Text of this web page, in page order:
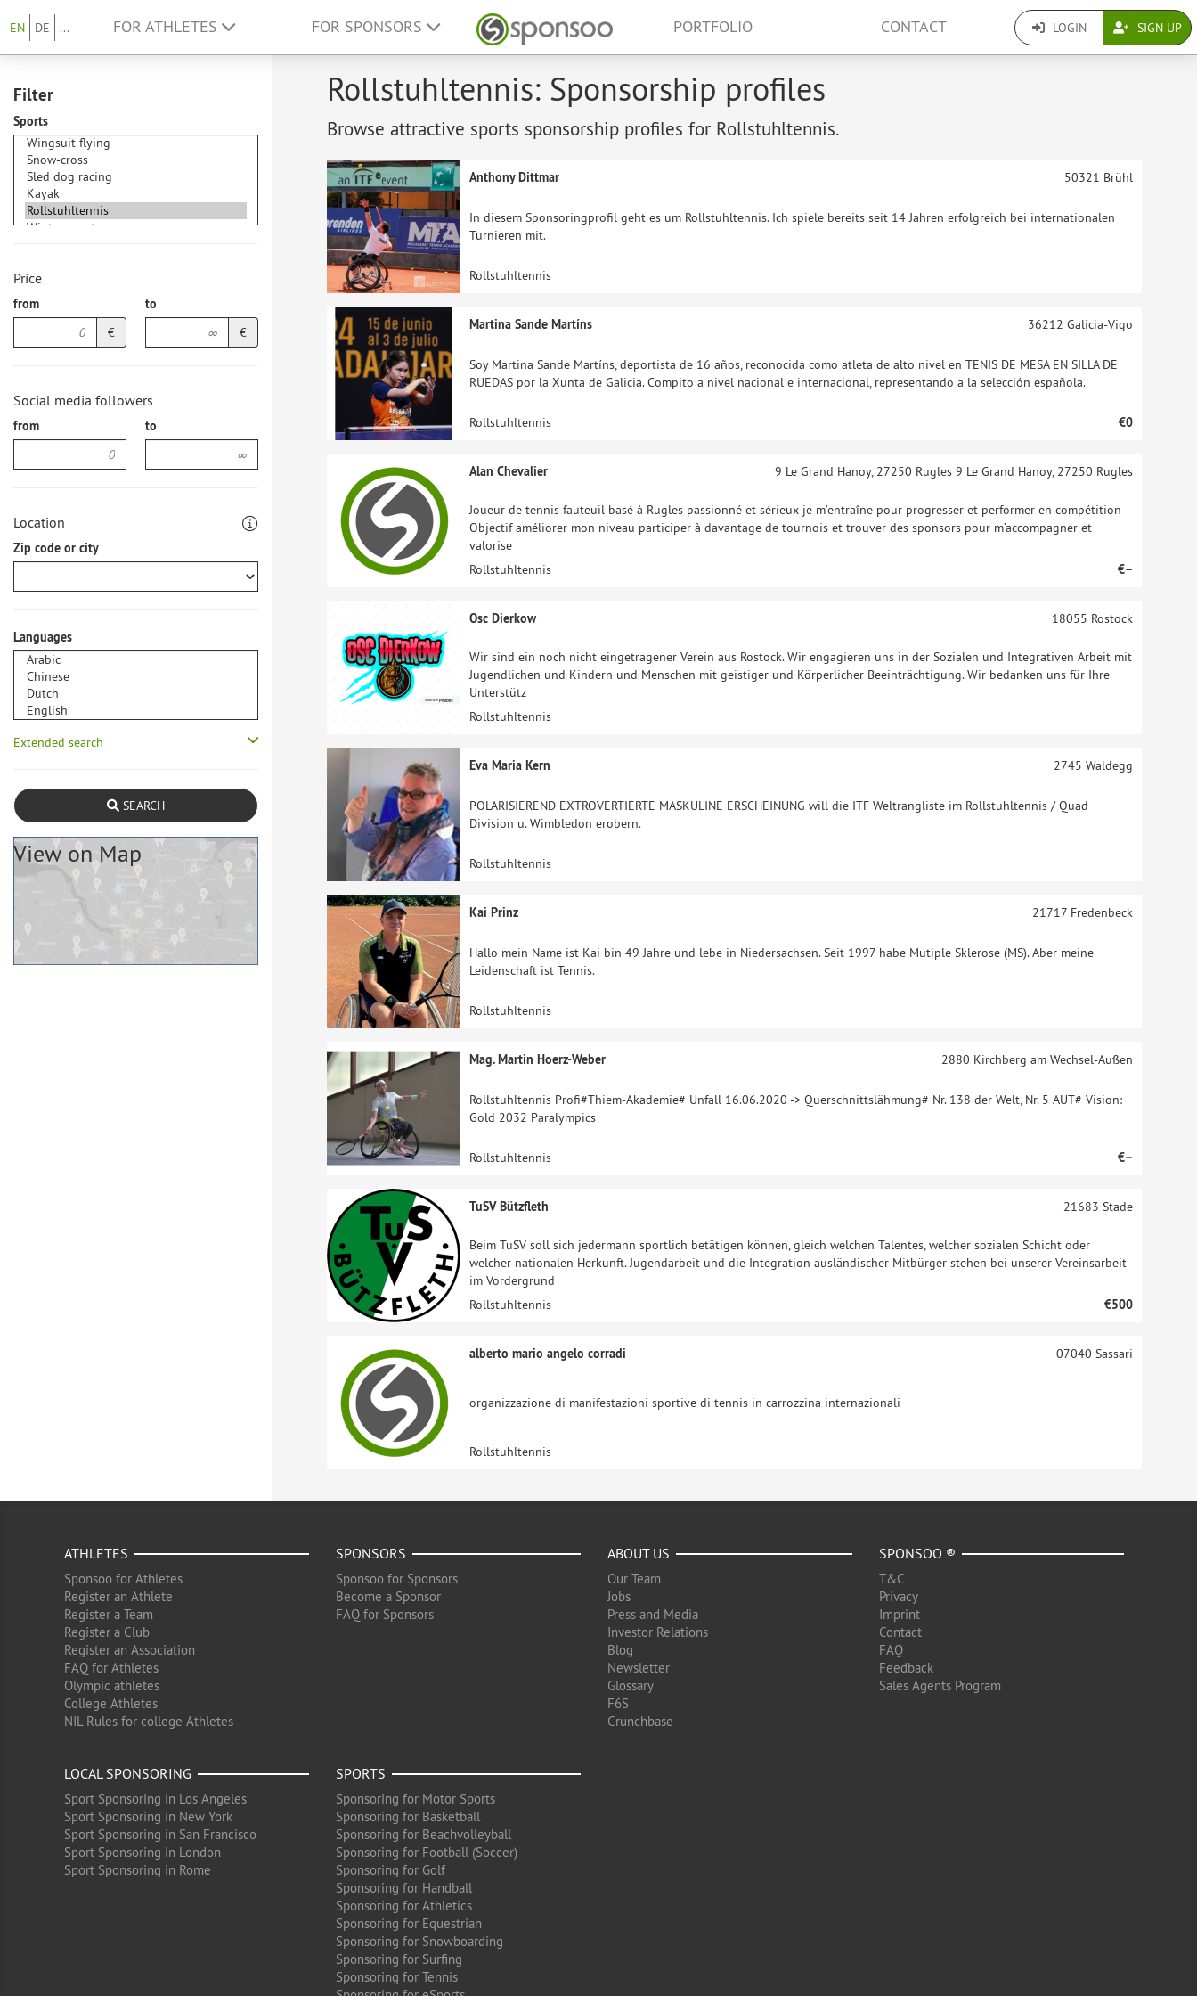
EN DE ... FOR ATHLETES FOR SPONSORS PORTFOLIO CONTACT LOGIN SIGN UP
Filter
Sports
Price
from
€
to
€
Social media followers
from to
Location
Zip code or city
Languages
Extended search
SEARCH
View on Map
Rollstuhltennis: Sponsorship profiles
Browse attractive sports sponsorship profiles for Rollstuhltennis.
Anthony Dittmar
In diesem Sponsoringprofil geht es um Rollstuhltennis. Ich spiele bereits seit 14 Jahren erfolgreich bei internationalen
Turnieren mit.
50321 Brühl
Rollstuhltennis
Martina Sande Martíns
Soy Martina Sande Martíns, deportista de 16 años, reconocida como atleta de alto nivel en TENIS DE MESA EN SILLA DE
RUEDAS por la Xunta de Galicia. Compito a nivel nacional e internacional, representando a la selección española.
36212 Galicia-Vigo
Rollstuhltennis €0
Alan Chevalier
Joueur de tennis fauteuil basé à Rugles passionné et sérieux je m’entraîne pour progresser et performer en compétition
Objectif améliorer mon niveau participer à davantage de tournois et trouver des sponsors pour m’accompagner et
valorise
9 Le Grand Hanoy, 27250 Rugles 9 Le Grand Hanoy, 27250 Rugles
Rollstuhltennis €–
Osc Dierkow
Wir sind ein noch nicht eingetragener Verein aus Rostock. Wir engagieren uns in der Sozialen und Integrativen Arbeit mit
Jugendlichen und Kindern und Menschen mit geistiger und Körperlicher Beeinträchtigung. Wir bedanken uns für Ihre
Unterstütz
18055 Rostock
Rollstuhltennis
Eva Maria Kern
POLARISIEREND EXTROVERTIERTE MASKULINE ERSCHEINUNG will die ITF Weltrangliste im Rollstuhltennis / Quad
Division u. Wimbledon erobern.
2745 Waldegg
Rollstuhltennis
Kai Prinz
Hallo mein Name ist Kai bin 49 Jahre und lebe in Niedersachsen. Seit 1997 habe Mutiple Sklerose (MS). Aber meine
Leidenschaft ist Tennis.
21717Fredenbeck
Rollstuhltennis
Mag. Martin Hoerz-Weber
Rollstuhltennis Profi#Thiem-Akademie# Unfall 16.06.2020 -> Querschnittslähmung# Nr. 138 der Welt, Nr. 5 AUT# Vision:
Gold 2032 Paralympics
2880 Kirchberg am Wechsel-Außen
Rollstuhltennis €–
TuSV Bützfleth
Beim TuSV soll sich jedermann sportlich betätigen können, gleich welchen Talentes, welcher sozialen Schicht oder
welcher nationalen Herkunft. Jugendarbeit und die Integration ausländischer Mitbürger stehen bei unserer Vereinsarbeit
im Vordergrund
21683 Stade
Rollstuhltennis €500
alberto mario angelo corradi
organizzazione di manifestazioni sportive di tennis in carrozzina internazionali
07040 Sassari
Rollstuhltennis
ATHLETES
Sponsoo for Athletes
Register an Athlete
Register a Team
Register a Club
Register an Association
FAQ for Athletes
Olympic athletes
College Athletes
NIL Rules for college Athletes
SPONSORS
Sponsoo for Sponsors
Become a Sponsor
FAQ for Sponsors
ABOUT US
Our Team
Jobs
Press and Media
Investor Relations
Blog
Newsletter
Glossary
F6S
Crunchbase
SPONSOO ®
T&C
Privacy
Imprint
Contact
FAQ
Feedback
Sales Agents Program
LOCAL SPONSORING
Sport Sponsoring in Los Angeles
Sport Sponsoring in New York
Sport Sponsoring in San Francisco
Sport Sponsoring in London
Sport Sponsoring in Rome
SPORTS
Sponsoring for Motor Sports
Sponsoring for Basketball
Sponsoring for Beachvolleyball
Sponsoring for Football (Soccer)
Sponsoring for Golf
Sponsoring for Handball
Sponsoring for Athletics
Sponsoring for Equestrian
Sponsoring for Snowboarding
Sponsoring for Surfing
Sponsoring for Tennis